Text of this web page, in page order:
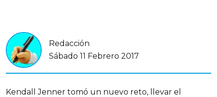
Redacción
Sábado 11 Febrero 2017
Kendall Jenner tomó un nuevo reto, llevar el